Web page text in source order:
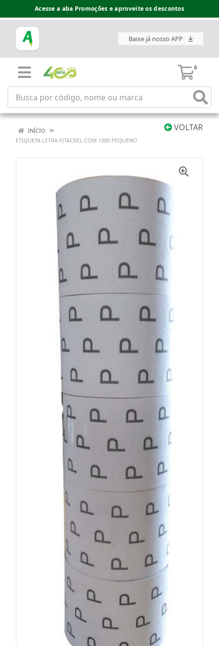
Acesse a aba Promoções e aproveite os descontos
Baixe já nosso APP
0
VOLTAR
INÍCIO
ETIQUETA LETRA FITACREL COM 1000 PEQUENO